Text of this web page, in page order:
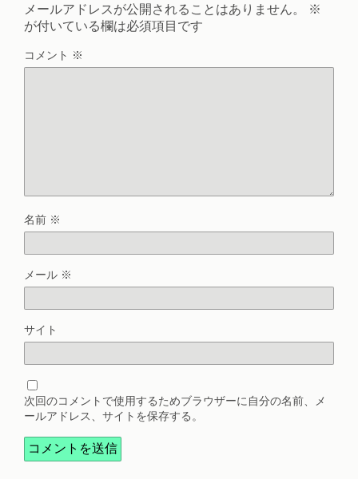
メールアドレスが公開されることはありません。
※
が付いている欄は必須項目です
コメント ※
名前 ※
メール ※
サイト
次回のコメントで使用するためブラウザーに自分の名前、メ
ールアドレス、サイトを保存する。